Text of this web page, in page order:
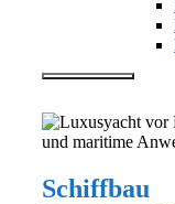
Menü
Schiffbau